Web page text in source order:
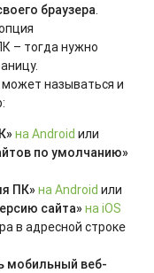
браузера
– тогда нужно
может называться и
на Android или
по умолчанию»
ПК» на Android или
сайта» на iOS
в адресной строке
мобильный веб-